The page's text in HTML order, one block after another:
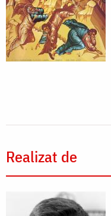
Realizat de